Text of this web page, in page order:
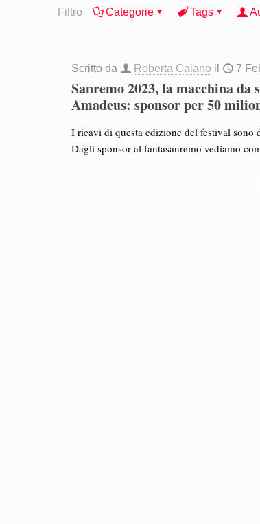
Filtro Categorie Tags
Scritto da Roberta Caiano il 7
Sanremo 2023, la macchina da
Amadeus: sponsor per 50
I ricavi di questa edizione del festival sono
Dagli sponsor al fantasanremo vediamo